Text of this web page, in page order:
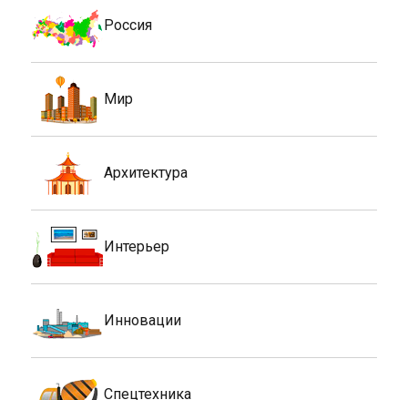
Россия
Мир
Архитектура
Интерьер
Инновации
Спецтехника